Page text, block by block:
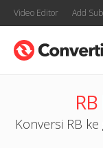
Video Editor Add
Konversi RB